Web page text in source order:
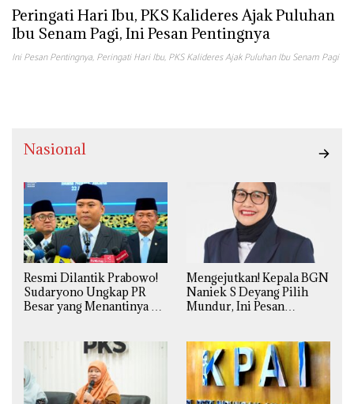
Peringati Hari Ibu, PKS Kalideres Ajak Puluhan
Ibu Senam Pagi, Ini Pesan Pentingnya
Ini Pesan Pentingnya,Peringati Hari Ibu,PKS Kalideres Ajak Puluhan Ibu Senam Pagi
Nasional
Resmi Dilantik Prabowo!
Sudaryono Ungkap PR
Besar yang Menantinya di
Mengejutkan! Kepala BGN
Naniek S Deyang Pilih
Mundur, Ini Pesan